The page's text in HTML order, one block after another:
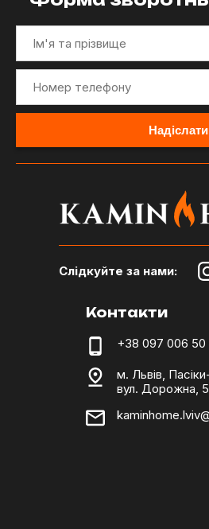
Слідкуйте за нами:
Контакти
+38 097 006 50
м. Львів,
вул. Дорожна,